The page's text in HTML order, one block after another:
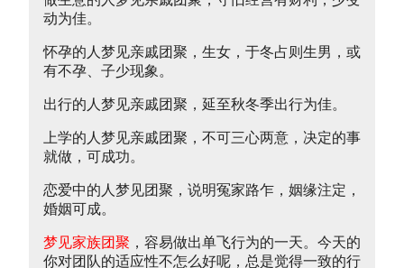
动为佳。
怀孕的人梦见亲戚团聚，生女，于冬占则生男，或
有不孕、子少现象。
出行的人梦见亲戚团聚，延至秋冬季出行为佳。
上学的人梦见亲戚团聚，不可三心两意，决定的事
就做，可成功。
恋爱中的人梦见团聚，说明冤家路乍，姻缘注定，
婚姻可成。
梦见家族团聚 ，容易做出单飞行为的一天。今天的
你对团队的适应性不怎么好呢，总是觉得一致的行